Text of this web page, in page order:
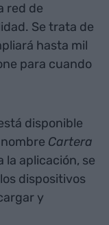
red de
Se trata de
hasta mil
para cuando
disponible
Cartera
la aplicación, se
dispositivos
y